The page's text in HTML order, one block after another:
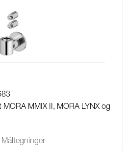
MORA MMIX II, MORA LYNX og
Måltegninger